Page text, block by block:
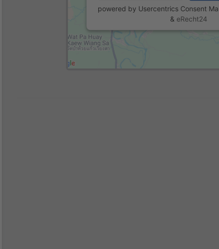
powered by Usercentrics Consent
& eRecht24